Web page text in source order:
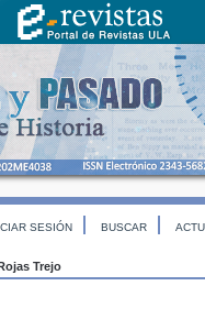
SESIÓN BUSCAR
Trejo